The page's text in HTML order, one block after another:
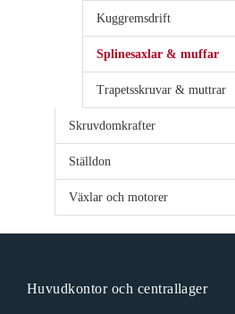
Kuggremsdrift
Splinesaxlar & muffar
Trapetsskruvar & muttrar
Skruvdomkrafter
Ställdon
Växlar och motorer
Huvudkontor och centrallager